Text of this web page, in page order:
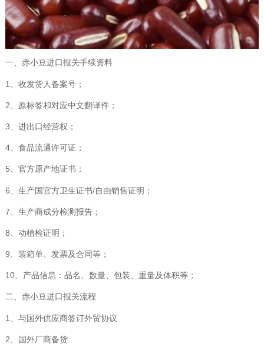
一、赤小豆进口报关手续资料
1、收发货人备案号；
2、原标签和对应中文翻译件；
3、进出口经营权；
4、食品流通许可证；
5、官方原产地证书；
6、生产国官方卫生证书/自由销售证明；
7、生产商成分检测报告；
8、动植检证明；
9、装箱单、发票及合同等；
10、产品信息：品名、数量、包装、重量及体积等；
二、赤小豆进口报关流程
1、与国外供应商签订外贸协议
2、国外厂商备货